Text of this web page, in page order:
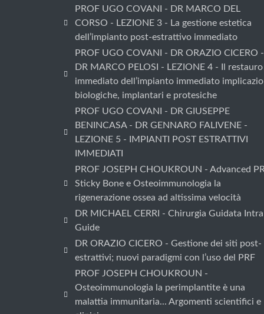
PROF UGO COVANI - DR MARCO DEL
CORSO - LEZIONE 3 - La gestione estetica
dell’impianto post-estrattivo immediato
PROF UGO COVANI - DR ORAZIO CICERO -
DR MARCO PELOSI - LEZIONE 4 - Il restauro
immediato dell’impianto immediato
biologiche, implantari e protesiche
PROF UGO COVANI - DR GIUSEPPE
BENINCASA - DR GENNARO FALIVENE -
LEZIONE 5 - IMPIANTI POST ESTRATTIVI
IMMEDIATI
PROF JOSEPH CHOUKROUN - Advanced
Sticky Bone e Osteoimmunologia la
rigenerazione ossea ad altissima velocità
DR MICHAEL CERRI - Chirurgia Guidata
Guide
DR ORAZIO CICERO - Gestione dei siti post-
estrattivi; nuovi paradigmi con l’uso del PRF
PROF JOSEPH CHOUKROUN -
Osteoimmunologia la perimplantite è una
malattia immunitaria... Argomenti scientifici e